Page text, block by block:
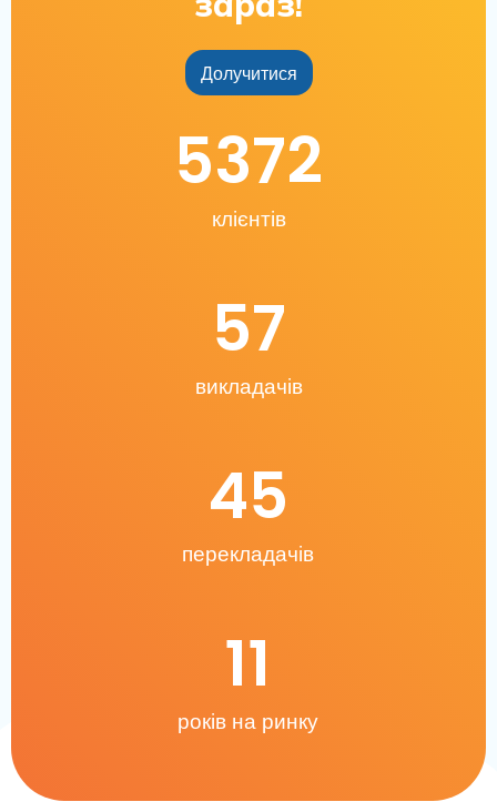
Долучитися
клієнтів
5372
викладачів
57
перекладачів
45
років на ринку
11